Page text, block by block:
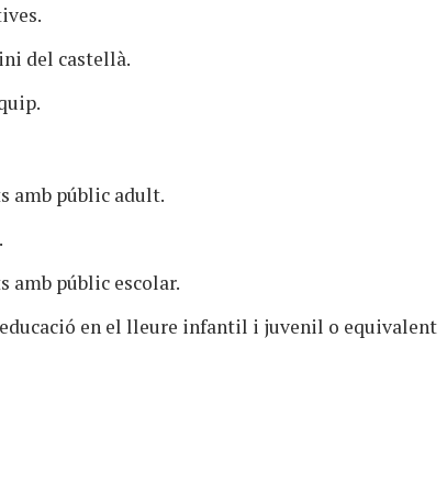
del castellà.
amb públic adult.
amb públic escolar.
en el lleure infantil i juvenil o equivalent